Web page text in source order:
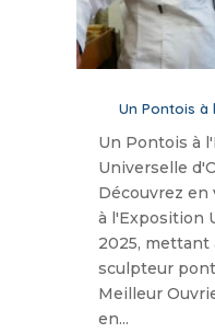
Un Pontois à
Un Pontois à
Universelle
Découvrez en
à l'Exposition
2025,
sculpteur
Meilleur
en...